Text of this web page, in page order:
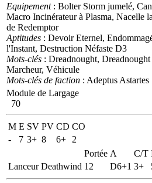
Equipement: Bolter Storm jumelé,
Macro Incinérateur à Plasma, Nacelle
de Redemptor
Aptitudes : Devoir Eternel,
l'Instant, Destruction Néfaste D3
Mots-clés : Dreadnought,
Marcheur, Véhicule
Mots-clés de faction : Adeptus Astartes
Module de Largage
70
M E SV PV CD CO
-
7 3+ 8 6+
2
Portée A C/T
Lanceur Deathwind 12 D6+1 3+